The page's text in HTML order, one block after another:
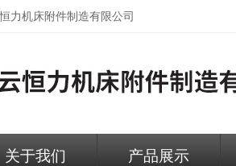
力机床附件制造有限公司
关于我们 产品展示